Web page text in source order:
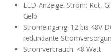
LED-Anzeige: Strom: Rot,
Gelb
Stromeingang: 12 bis 48V
redundante
Stromverbrauch: <8 Watt